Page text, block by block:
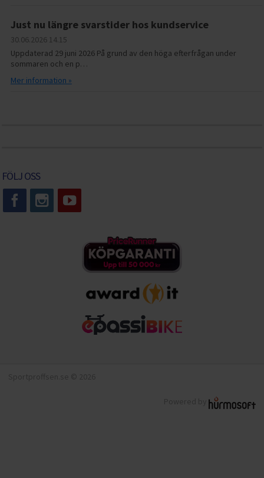
Just nu längre svarstider hos kundservice
30.06.2026 14.15
Uppdaterad 29 juni 2026 På grund av den höga efterfrågan under
sommaren och en p…
Mer information »
FÖLJ OSS